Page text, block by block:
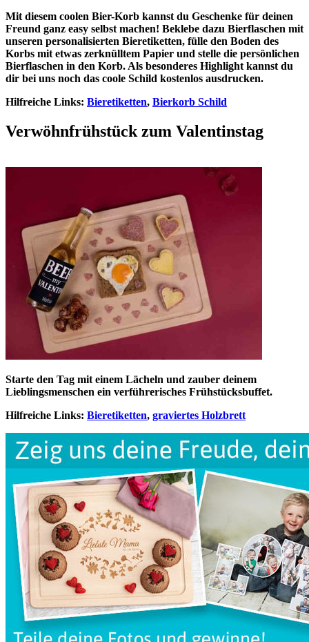
Mit diesem coolen Bier-Korb kannst du Geschenke für deinen
Freund ganz easy selbst machen! Beklebe dazu Bierflaschen mit
unseren personalisierten Bieretiketten, fülle den Boden des
Korbs mit etwas zerknülltem Papier und stelle die persönlichen
Bierflaschen in den Korb. Als besonderes Highlight kannst du
dir bei uns noch das coole Schild kostenlos ausdrucken.
Hilfreiche Links: Bieretiketten, Bierkorb Schild
Verwöhnfrühstück zum Valentinstag
Starte den Tag mit einem Lächeln und zauber deinem
Lieblingsmenschen ein verführerisches Frühstücksbuffet.
Hilfreiche Links: Bieretiketten, graviertes Holzbrett